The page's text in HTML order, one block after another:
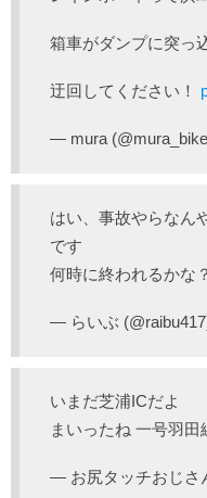
箱車がダンプに突っ
迂回してください！
— mura
はい、事故やらなん
です
何時に終われるかな？
— らいぶ
いまだ芝浦ICだよ
まいったね 一号羽田
— お尻タッチおじさ